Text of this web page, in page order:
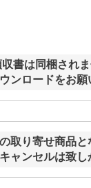
書は同梱され
ンロードをお
取り寄せ商品と
ャンセルは致し